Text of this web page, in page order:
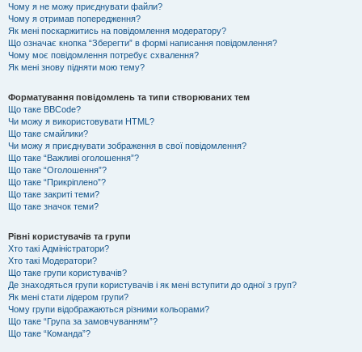
Чому я не можу приєднувати файли?
Чому я отримав попередження?
Як мені поскаржитись на повідомлення модератору?
Що означає кнопка “Зберегти” в формі написання повідомлення?
Чому моє повідомлення потребує схвалення?
Як мені знову підняти мою тему?
Форматування повідомлень та типи створюваних тем
Що таке BBCode?
Чи можу я використовувати HTML?
Що таке смайлики?
Чи можу я приєднувати зображення в свої повідомлення?
Що таке “Важливі оголошення”?
Що таке “Оголошення”?
Що таке “Прикріплено”?
Що таке закриті теми?
Що таке значок теми?
Рівні користувачів та групи
Хто такі Адміністратори?
Хто такі Модератори?
Що таке групи користувачів?
Де знаходяться групи користувачів і як мені вступити до одної з груп?
Як мені стати лідером групи?
Чому групи відображаються різними кольорами?
Що таке “Група за замовчуванням”?
Що таке “Команда”?